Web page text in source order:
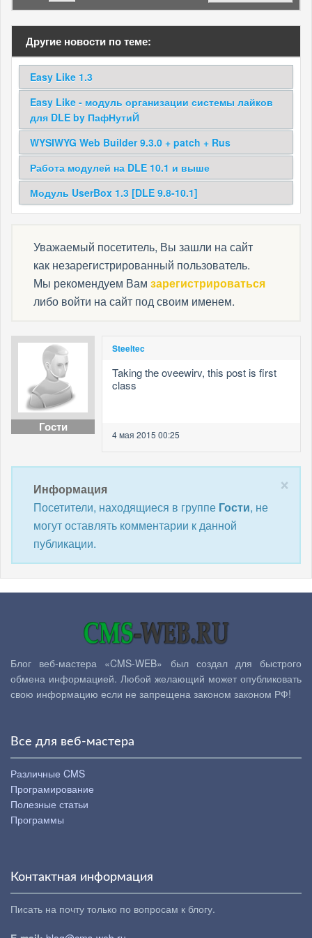
Другие новости по теме:
Easy Like 1.3
Easy Like - модуль организации системы лайков
для DLE by ПафНутиЙ
WYSIWYG Web Builder 9.3.0 + patch + Rus
Работа модулей на DLE 10.1 и выше
Модуль UserBox 1.3 [DLE 9.8-10.1]
Уважаемый посетитель, Вы зашли на сайт
как незарегистрированный пользователь.
Мы рекомендуем Вам зарегистрироваться
либо войти на сайт под своим именем.
Гости
Steeltec
Taking the oveewirv, this post is first
class
4 мая 2015 00:25
×
Информация
Посетители, находящиеся в группе Гости, не
могут оставлять комментарии к данной
публикации.
Блог веб-мастера «CMS-WEB» был создал для быстрого
обмена информацией. Любой желающий может опубликовать
свою информацию если не запрещена законом законом РФ!
Все для веб-мастера
Различные CMS
Програмирование
Полезные статьи
Программы
Контактная информация
Писать на почту только по вопросам к блогу.